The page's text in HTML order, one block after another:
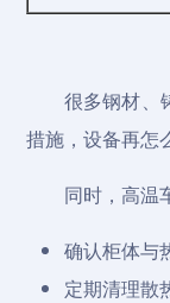
很多钢材、
措施，设备再怎
同时，高温
确认柜体与
定期清理散